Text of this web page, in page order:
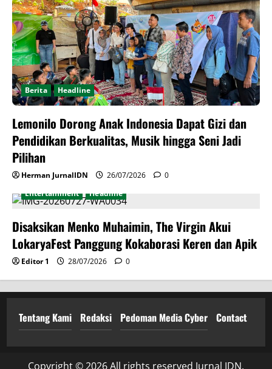
Berita Headline
Lemonilo Dorong Anak Indonesia Dapat Gizi dan
Pendidikan Berkualitas, Musik hingga Seni Jadi
Pilihan
Herman JurnalIDN 26/07/2026
0
Entertainment
Headline
Disaksikan Menko Muhaimin, The Virgin Akui
LokaryaFest Panggung Kokaborasi Keren dan Apik
Editor 1 28/07/2026 0
Tentang Kami Redaksi Pedoman Media Cyber Contact
Copyright © 2026 All rights reserved Jurnal IDN.